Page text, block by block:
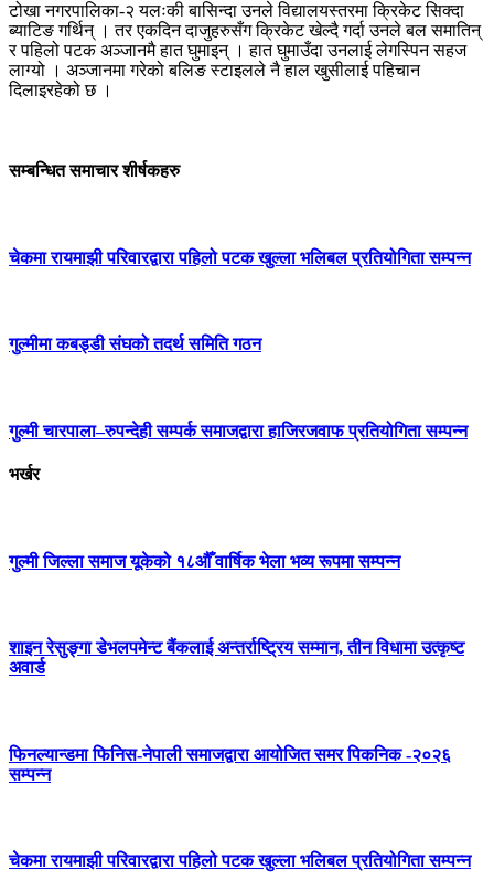
टोखा नगरपालिका-२ यलःकी बासिन्दा उनले विद्यालयस्तरमा क्रिकेट सिक्दा
ब्याटिङ गर्थिन् । तर एकदिन दाजुहरुसँग क्रिकेट खेल्दै गर्दा उनले बल समातिन्
र पहिलो पटक अञ्जानमै हात घुमाइन् । हात घुमाउँदा उनलाई लेगस्पिन सहज
लाग्यो । अञ्जानमा गरेको बलिङ स्टाइलले नै हाल खुसीलाई पहिचान
दिलाइरहेको छ ।
सम्बन्धित समाचार शीर्षकहरु
चेकमा रायमाझी परिवारद्वारा पहिलो पटक खुल्ला भलिबल प्रतियोगिता सम्पन्न
गुल्मीमा कबड्डी संघको तदर्थ समिति गठन
गुल्मी चारपाला–रुपन्देही सम्पर्क समाजद्वारा हाजिरजवाफ प्रतियोगिता सम्पन्न
भर्खर
गुल्मी जिल्ला समाज यूकेको १८औँ वार्षिक भेला भव्य रूपमा सम्पन्न
शाइन रेसुङ्गा डेभलपमेन्ट बैंकलाई अन्तर्राष्ट्रिय सम्मान, तीन विधामा उत्कृष्ट
अवार्ड
फिनल्यान्डमा फिनिस-नेपाली समाजद्वारा आयोजित समर पिकनिक -२०२६
सम्पन्न
चेकमा रायमाझी परिवारद्वारा पहिलो पटक खुल्ला भलिबल प्रतियोगिता सम्पन्न